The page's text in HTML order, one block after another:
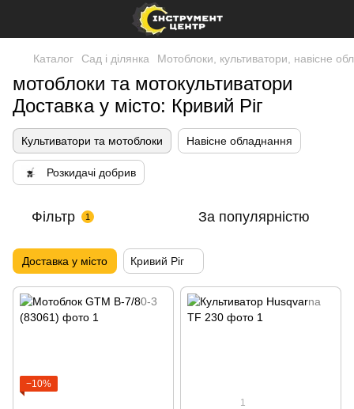
Каталог Сад і ділянка Мотоблоки, культиватори, навісне
мотоблоки та мотокультиватори
Доставка у місто: Кривий Ріг
Культиватори та мотоблоки Навісне обладнання
Розкидачі добрив
Фільтр 1 За популярністю
Доставка у місто Кривий Ріг
−10%
1